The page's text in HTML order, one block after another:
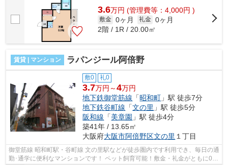
3.6万円 (管理費等：4,000円 )
敷金 0ヶ月 礼金 0ヶ月
2階 / 1R / 20.00㎡
賃貸 | マンション ラパンジール阿倍野
敷0 礼0
3.7万円～4万円
地下鉄御堂筋線 「昭和町 」駅 徒歩7分
地下鉄谷町線 「文の里 」駅 徒歩5分
阪和線 「美章園 」駅 徒歩4分
築41年 / 13.65㎡
大阪府大阪市阿倍野区文の里 １丁目
御堂筋線 昭和町駅・谷町線 文の里駅などが徒歩圏内です利用でき、毎日の通
勤･通学に便利なマンションです！ ペット飼育可能！敷金・礼金がともに0円